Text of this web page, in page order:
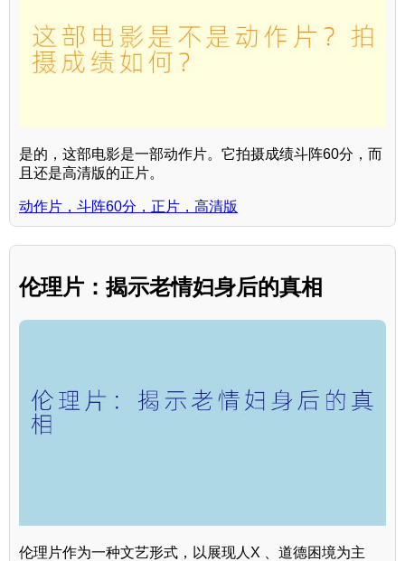
是的，这部电影是一部动作片。它拍摄成绩斗阵60分，而
且还是高清版的正片。
动作片，斗阵60分，正片，高清版
伦理片：揭示老情妇身后的真相
伦理片作为一种文艺形式，以展现人X 、道德困境为主